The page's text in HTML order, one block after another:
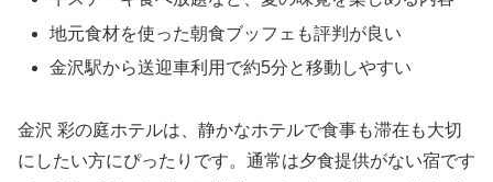
地元食材を使った朝食ブッフェも評判が良い
金沢駅から送迎車利用で約5分と移動しやすい
金沢 彩の庭ホテルは、静かなホテルで食事も滞在も大切
にしたい方にぴったりです。通常は夕食提供がない宿です